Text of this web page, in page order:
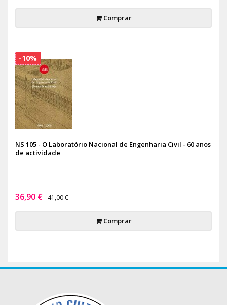
Comprar
NS 105 - O Laboratório Nacional de Engenharia Civil - 60 anos
de actividade
36,90 € 41,00 €
Comprar
-10%